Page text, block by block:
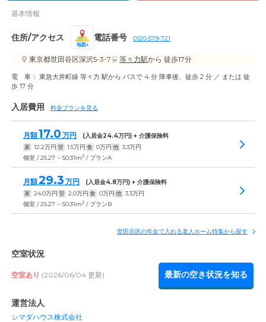
基本情報
住所/アクセス
地図
電話番号 0120-579-721
東京都世田谷区深沢5-3-7 等々力駅から 徒歩17分
電 車： 東急大井町線 等々力 駅から バスで 4 分 降車後、徒歩 2 分 ／ または 徒
歩 17 分
入居費用 料金プランを見る
月額17.0 万円 (入居金24.4万円) + 介護保険料
家 12.2万円 管 1.5万円 食 0万円 他 3.3万円
個室 / 25.27 ~ 50.31m2 / プランA
月額29.3 万円 (入居金4.8万円) + 介護保険料
家 24.0万円 管 2.0万円 食 0万円 他 3.3万円
個室 / 25.27 ~ 50.31m2 / プランB
世田谷区の年金で入れる老人ホーム特集から探す
空室状況
空室あり (2026/06/04 更新) 最新の空き状況を知る
運営法人
シマダハウス株式会社